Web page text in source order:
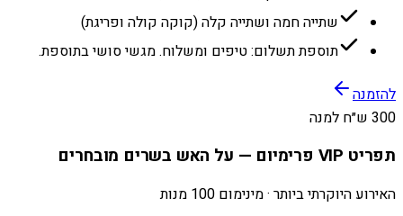
שתייה חמה ושתייה קלה (קוקה קולה ופריגת)
תוספת תשלום: טיפים ומשלוח. מגשי סושי בתוספת.
להזמנה
300 ש״ח למנה
תפריט VIP פרימיום — על האש בשרים מובחרים
האירוע היוקרתי ביותר · מינימום 100 מנות